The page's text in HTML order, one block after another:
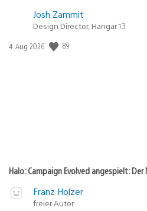
Josh Zammit
Design Director, Hangar 13
Veröffentlichungsdatum:
4. Aug 2026 89
Halo: Campaign Evolved angespielt:
Franz Holzer
freier Autor